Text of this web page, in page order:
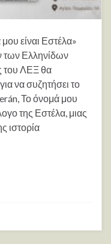
είναι Εστέλα»
των Ελληνίδων
του ΛΕΞ θα
να συζητήσει το
Το όνομά μου
της Εστέλα, μιας
ιστορία